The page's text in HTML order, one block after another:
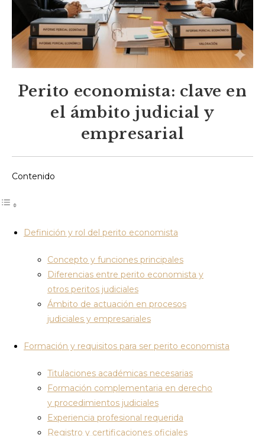
Perito economista: clave en
el ámbito judicial y
empresarial
Contenido
Definición y rol del perito economista
Concepto y funciones principales
Diferencias entre perito economista y
otros peritos judiciales
Ámbito de actuación en procesos
judiciales y empresariales
Formación y requisitos para ser perito economista
Titulaciones académicas necesarias
Formación complementaria en derecho
y procedimientos judiciales
Experiencia profesional requerida
Registro y certificaciones oficiales